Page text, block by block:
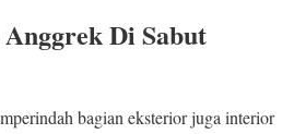
Di Sabut
bagian eksterior juga interior